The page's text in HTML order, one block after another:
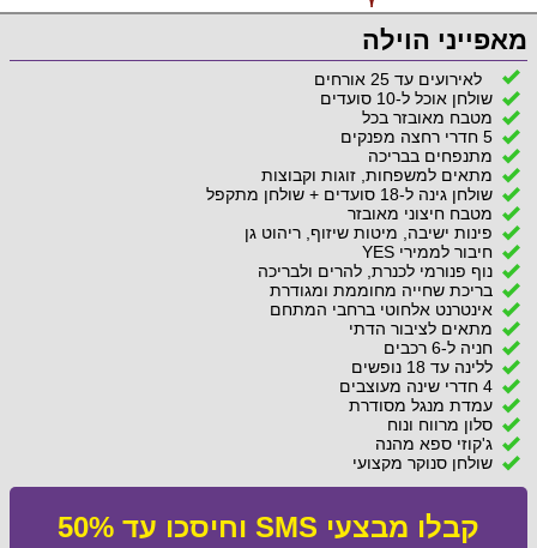
מאפייני הוילה
לאירועים עד 25 אורחים
שולחן אוכל ל-10 סועדים
מטבח מאובזר בכל
5 חדרי רחצה מפנקים
מתנפחים בבריכה
מתאים למשפחות, זוגות וקבוצות
שולחן גינה ל-18 סועדים + שולחן מתקפל
מטבח חיצוני מאובזר
פינות ישיבה, מיטות שיזוף, ריהוט גן
חיבור לממירי YES
נוף פנורמי לכנרת, להרים ולבריכה
בריכת שחייה מחוממת ומגודרת
אינטרנט אלחוטי ברחבי המתחם
מתאים לציבור הדתי
חניה ל-6 רכבים
ללינה עד 18 נופשים
4 חדרי שינה מעוצבים
עמדת מנגל מסודרת
סלון מרווח ונוח
ג'קוזי ספא מהנה
שולחן סנוקר מקצועי
קבלו מבצעי SMS וחיסכו עד 50%